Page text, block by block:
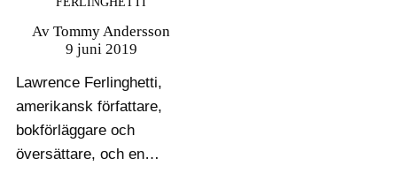
AvTommy Andersson
9 juni 2019
Lawrence Ferlinghetti,
amerikansk författare,
bokförläggare och
översättare, och en